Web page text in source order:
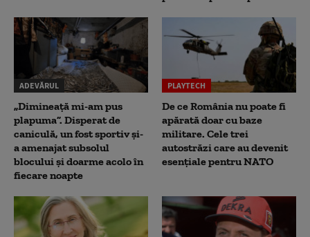
ADEVĂRUL
„Dimineață mi-am pus
plapuma”. Disperat de
caniculă, un fost sportiv și-
a amenajat subsolul
blocului și doarme acolo în
fiecare noapte
PLAYTECH
De ce România nu poate fi
apărată doar cu baze
militare. Cele trei
autostrăzi care au devenit
esențiale pentru NATO